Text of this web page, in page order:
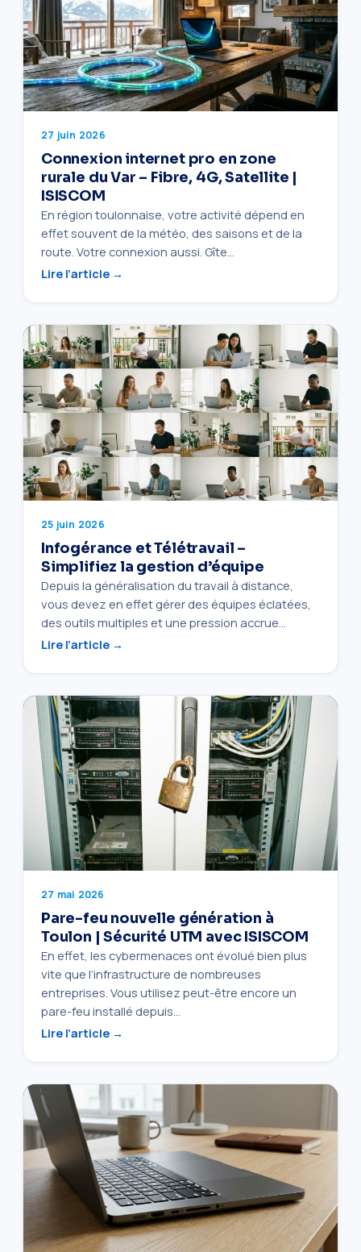
27 juin 2026
Connexion internet pro en zone
rurale du Var – Fibre, 4G, Satellite |
ISISCOM
En région toulonnaise, votre activité dépend en
effet souvent de la météo, des saisons et de la
route. Votre connexion aussi. Gîte…
Lire l’article →
25 juin 2026
Infogérance et Télétravail –
Simplifiez la gestion d’équipe
Depuis la généralisation du travail à distance,
vous devez en effet gérer des équipes éclatées,
des outils multiples et une pression accrue…
Lire l’article →
27 mai 2026
Pare-feu nouvelle génération à
Toulon | Sécurité UTM avec ISISCOM
En effet, les cybermenaces ont évolué bien plus
vite que l’infrastructure de nombreuses
entreprises. Vous utilisez peut-être encore un
pare-feu installé depuis…
Lire l’article →